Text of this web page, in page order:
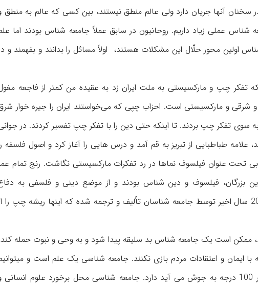
آنها جریان دارد ولی عالم منطق نیستند، بین کسی که عالم به منطق
شناس عملی زیاد داریم. روحانیون در سابق عملاً جامعه شناس بودند اما
اولین محور حلّال این مشکلات هستند، اولاً مسائل را بدانند و بفهمند و
چپ و مارکسیستی به ملت ایران زد به عقیده من کمتر از فاجعه
و مارکسیستی است. احزاب چپی که می‌خواستند ایران را جیره خوار
به سوی تفکر چپ بردند. تا اینکه حتی دین را با تفکر چپ تفسیر کردند. در
علامه طباطبایی از تبریز به قم آمد و درس هایی را آغاز کرد و اصول فلسفه
تحت عنوان فیلسوف نماها در رد تفکرات مارکسیستی نگاشت. رنج تمام
بزرگان، فیلسوف و دین شناس بودند و از موضع دینی و فلسفی به
میپرداختند. اما به نظر من چند کتاب جامعه شناسی در 10 یا 20 سال اخیر توسط جامعه شناسان تألیف و ترجمه شده که اینها ریشه چپ را
ممکن است یک جامعه شناس بد سلیقه پیدا شود و به وحی و نبوت حمله
با ایمان و اعتقادات مردم بازی نکنند. جامعه شناسی یک علم است و
بگوییم که تمام آن علوم انسانی نیست، فرمولهایی مثل آب در 100 درجه به جوش می آید دارد. جامعه شناسی محل برخورد علوم